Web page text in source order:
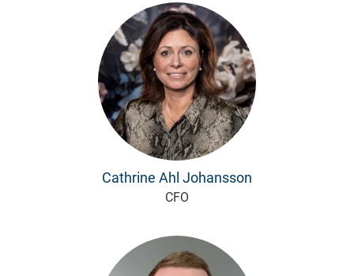
Cathrine Ahl Johansson
CFO